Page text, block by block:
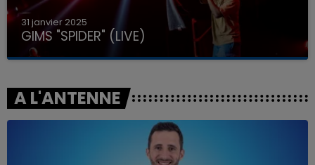
31 janvier 2025
GIMS "SPIDER" (LIVE)
A L'ANTENNE